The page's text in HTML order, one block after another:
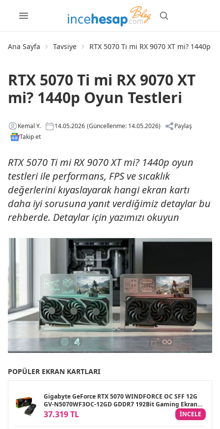
Ana Sayfa Tavsiye RTX 5070 Ti mi RX 9070 XT mi? 1440p
RTX 5070 Ti mi RX 9070 XT
mi? 1440p Oyun Testleri
Kemal Y. 14.05.2026 (Güncellenme: 14.05.2026)
Paylaş
Takip et
RTX 5070 Ti mi RX 9070 XT mi? 1440p oyun
testleri ile performans, FPS ve sıcaklık
değerlerini kıyaslayarak hangi ekran kartı
daha iyi sorusuna yanıt verdiğimiz detaylar bu
rehberde. Detaylar için yazımızı okuyun
POPÜLER EKRAN KARTLARI
Gigabyte GeForce RTX 5070 WINDFORCE OC SFF 12G
GV-N5070WF3OC-12GD GDDR7 192Bit Gaming Ekran
Kartı
37.319 TL INCELE